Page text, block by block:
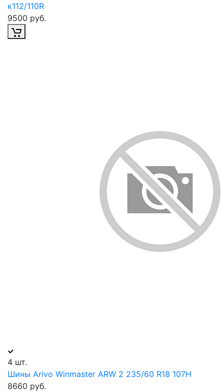
к112/110R
9500 руб.
4 шт.
Шины Arivo Winmaster ARW 2 235/60 R18 107H
8660 руб.